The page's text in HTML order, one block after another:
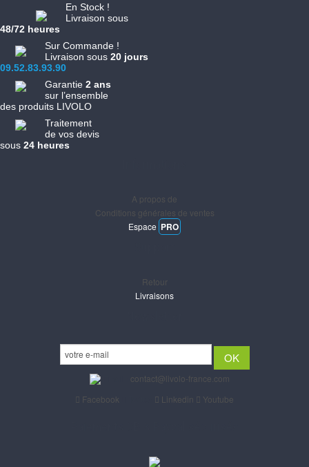
En Stock !
Livraison sous
48/72 heures
Sur Commande !
Livraison sous 20 jours
09.52.83.93.90
Garantie 2 ans
sur l’ensemble
des produits LIVOLO
Traitement
de vos devis
sous 24 heures
A propos de
Conditions générales de ventes
Espace PRO
Retour
Livraisons
contact@livolo-france.com
Facebook
Linkedin Youtube